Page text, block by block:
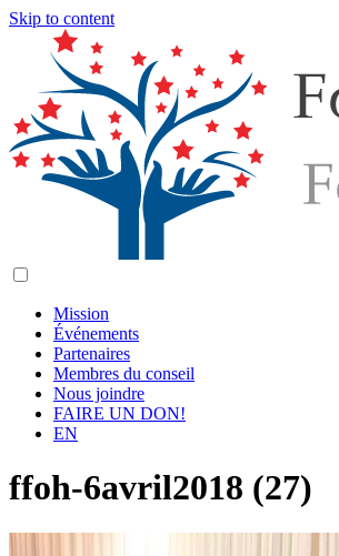
Skip to content
Mission
Événements
Partenaires
Membres du conseil
Nous joindre
FAIRE UN DON!
EN
ffoh-6avril2018 (27)